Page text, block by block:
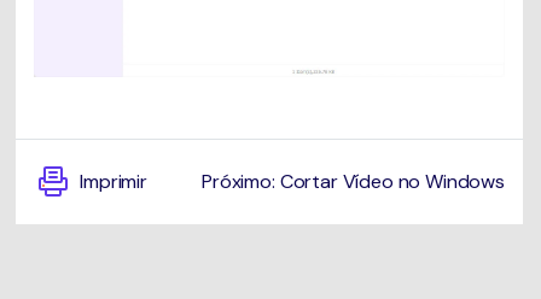
Imprimir Próximo: Cortar Vídeo no Windows